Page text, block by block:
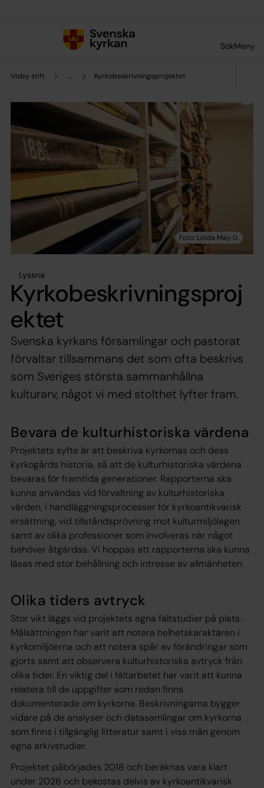
SökMeny
Visby stift ... Kyrkobeskrivningsprojektet
Lyssna
Kyrkobeskrivningsproj
ektet
Svenska kyrkans församlingar och pastorat
förvaltar tillsammans det som ofta beskrivs
som Sveriges största sammanhållna
kulturarv, något vi med stolthet lyfter fram.
Bevara de kulturhistoriska värdena
Projektets syfte är att beskriva kyrkornas och dess
kyrkogårds historia, så att de kulturhistoriska värdena
bevaras för framtida generationer. Rapporterna ska
kunna användas vid förvaltning av kulturhistoriska
värden, i handläggningsprocesser för kyrkoantikvarisk
ersättning, vid tillståndsprövning mot kulturmiljölagen
samt av olika professioner som involveras när något
behöver åtgärdas. Vi hoppas att rapporterna ska kunna
läsas med stor behållning och intresse av allmänheten.
Olika tiders avtryck
Stor vikt läggs vid projektets egna fältstudier på plats.
Målsättningen har varit att notera helhetskaraktären i
kyrkomiljöerna och att notera spår av förändringar som
gjorts samt att observera kulturhistoriska avtryck från
olika tider. En viktig del i fältarbetet har varit att kunna
relatera till de uppgifter som redan finns
dokumenterade om kyrkorna. Beskrivningarna bygger
vidare på de analyser och datasamlingar om kyrkorna
som finns i tillgänglig litteratur samt i viss mån genom
egna arkivstudier.
Projektet påbörjades 2018 och beräknas vara klart
under 2026 och bekostas delvis av kyrkoantikvarisk